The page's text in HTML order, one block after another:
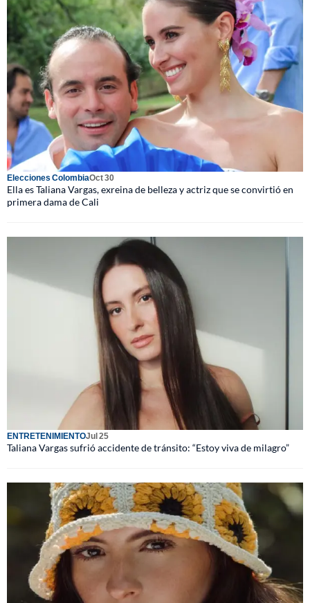
Elecciones ColombiaOct 30
Ella es Taliana Vargas, exreina de belleza y actriz que se convirtió en
primera dama de Cali
ENTRETENIMIENTOJul 25
Taliana Vargas sufrió accidente de tránsito: “Estoy viva de milagro”